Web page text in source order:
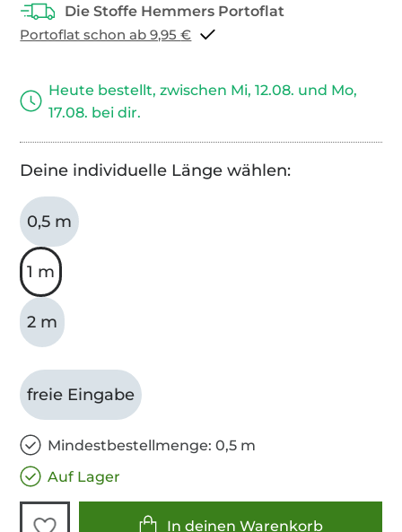
Portoflat schon ab 9,95 €
Heute bestellt, zwischen Mi, 12.08. und Mo,
17.08. bei dir.
Deine individuelle Länge wählen:
0,5 m
1 m
2 m
freie Eingabe
Mindestbestellmenge: 0,5 m
Auf Lager
In deinen Warenkorb